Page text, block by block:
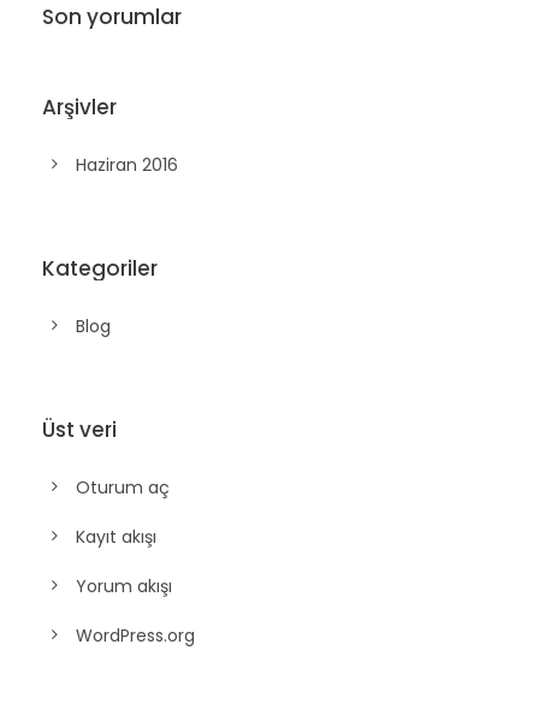
Son yorumlar
Arşivler
Haziran 2016
Kategoriler
Blog
Üst veri
Oturum aç
Kayıt akışı
Yorum akışı
WordPress.org